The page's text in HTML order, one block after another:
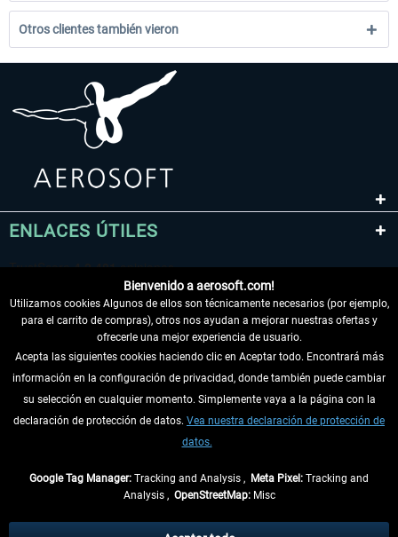
Otros clientes también vieron
ENLACES ÚTILES
DESISTIR DEL CONTRATO
INFORMACIÓN
Bienvenido a aerosoft.com!
Utilizamos cookies Algunos de ellos son técnicamente necesarios (por ejemplo,
para el carrito de compras), otros nos ayudan a mejorar nuestras ofertas y
ofrecerle una mejor experiencia de usuario.
Acepta las siguientes cookies haciendo clic en Aceptar todo. Encontrará más
información en la configuración de privacidad, donde también puede cambiar
su selección en cualquier momento. Simplemente vaya a la página con la
declaración de protección de datos. Vea nuestra declaración de protección de
datos.
Google Tag Manager: Tracking and Analysis , Meta Pixel: Tracking and
Analysis , OpenStreetMap:Misc